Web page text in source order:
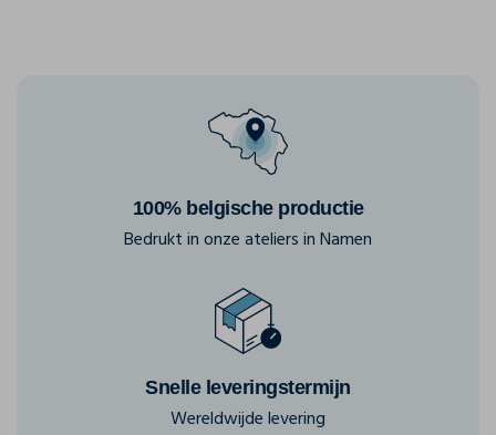
100% belgische productie
Bedrukt in onze ateliers in Namen
Snelle leveringstermijn
Wereldwijde levering